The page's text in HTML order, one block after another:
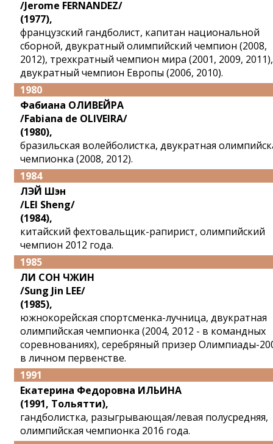
/Jerome FERNANDEZ/
(1977),
французский гандболист, капитан национальной
сборной, двукратный олимпийский чемпион (2008,
2012), трехкратный чемпион мира (2001, 2009, 2011),
двукратный чемпион Европы (2006, 2010).
1980
Фабиана ОЛИВЕЙРА
/Fabiana de OLIVEIRA/
(1980),
бразильская волейболистка, двукратная
чемпионка (2008, 2012).
1984
ЛЭЙ Шэн
/LEI Sheng/
(1984),
китайский фехтовальщик-рапирист, олимпийский
чемпион 2012 года.
1985
ЛИ СОН ЧЖИН
/Sung Jin LEE/
(1985),
южнокорейская спортсменка-лучница, двукратная
олимпийская чемпионка (2004, 2012 - в командных
соревнованиях), серебряный призер Олимпиады-
в личном первенстве.
1991
Екатерина Федоровна ИЛЬИНА
(1991, Тольятти),
гандболистка, разыгрывающая/левая полусредняя,
олимпийская чемпионка 2016 года.